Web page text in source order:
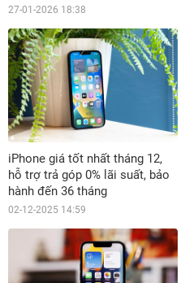
27-01-2026 18:38
iPhone giá tốt nhất tháng 12,
hỗ trợ trả góp 0% lãi suất, bảo
hành đến 36 tháng
02-12-2025 14:59